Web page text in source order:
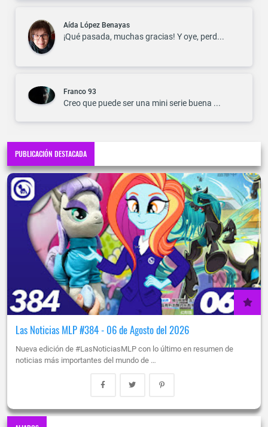
Aída López Benayas
¡Qué pasada, muchas gracias! Y oye, perd...
Franco 93
Creo que puede ser una mini serie buena ...
PUBLICACIÓN DESTACADA
Las Noticias MLP #384 - 06 de Agosto del 2026
Nueva edición de #LasNoticiasMLP con lo último en resumen de
noticias más importantes del mundo de …